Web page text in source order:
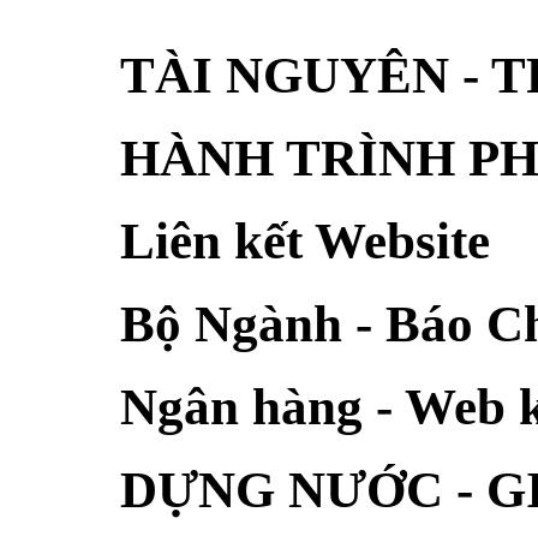
TÀI NGUYÊN -
HÀNH TRÌNH
Liên kết Website
Bộ Ngành - Báo
Ngân hàng - Web
DỰNG NƯỚC -